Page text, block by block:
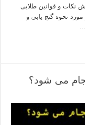
نکات و قوانین طلایی
نحوه گنج یابی و
می شود؟